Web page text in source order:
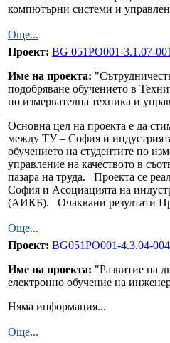
компютърни системи и
Още...
Проект: BG 051PO001-3.1.07-
Име на проекта:
подобряване обучението в
по измервателна техника и
Основна цел на проекта е да
между ТУ – София и
обучението на студентите по
управление на качеството в
пазара на труда. Проекта се
София и Асоциацията на
(АИКБ). Очаквани резултати
Още...
Проект: BG051PO001-4.3.04-
Име на проекта: "Развитие на
електронно обучение на
Няма информация...
Още...